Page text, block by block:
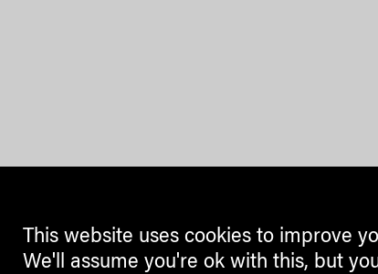
This website uses cookies to improve
We'll assume you're ok with this, but